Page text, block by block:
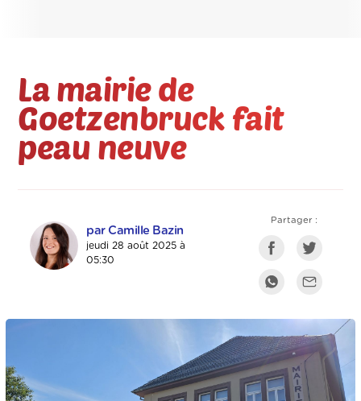
La mairie de
Goetzenbruck fait
peau neuve
par Camille Bazin
jeudi 28 août 2025 à
05:30
Partager :